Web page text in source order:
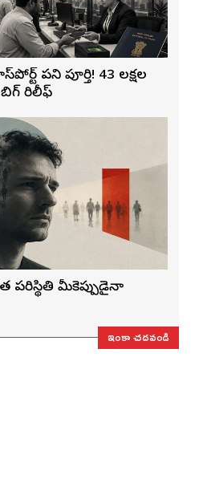
పని పూర్తి! 43 లక్షల
రిలీఫ్
పరిస్థితి మీకెప్పుడైనా
ఇంకా చదవండి